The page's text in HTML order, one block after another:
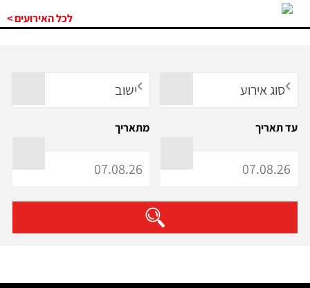
לכל האירועים >
ישוב סוג אירוע
מתאריך עד תאריך